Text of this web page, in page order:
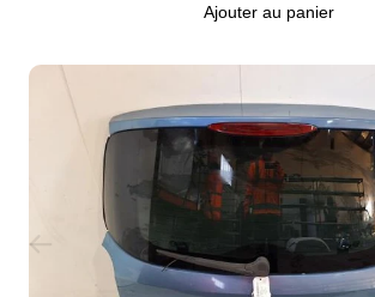
Ajouter au panier